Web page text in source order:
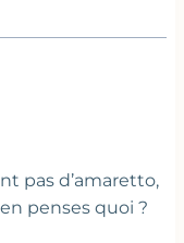
pas d’amaretto,
penses quoi ?